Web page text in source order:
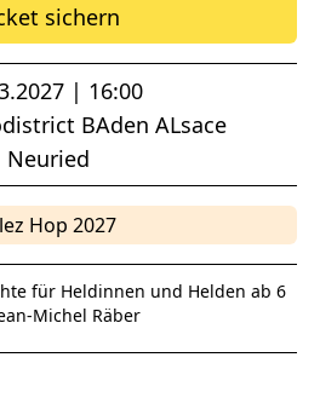
sichern
| 16:00
BAden ALsace
Neuried
Hop 2027
für Heldinnen und Helden ab 6
Michel Räber